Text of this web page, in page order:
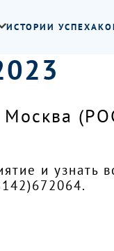
ИСТОРИИ УСПЕХА
и узнать